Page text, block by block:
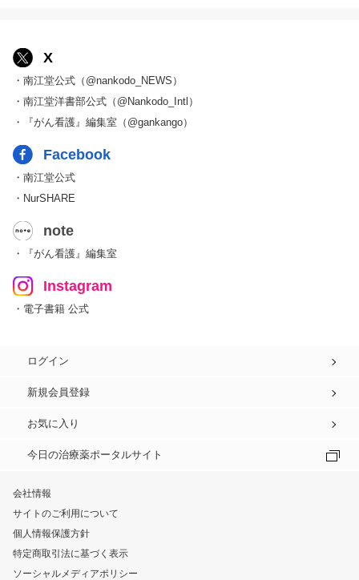
X
・南江堂公式（@nankodo_NEWS）
・南江堂洋書部公式（@Nankodo_Intl）
・『がん看護』編集室（@gankango）
Facebook
・南江堂公式
・NurSHARE
note
・『がん看護』編集室
Instagram
・電子書籍 公式
ログイン
新規会員登録
お気に入り
今日の治療薬ポータルサイト
会社情報
サイトのご利用について
個人情報保護方針
特定商取引法に基づく表示
ソーシャルメディアポリシー